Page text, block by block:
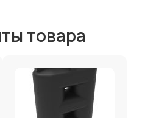
товара